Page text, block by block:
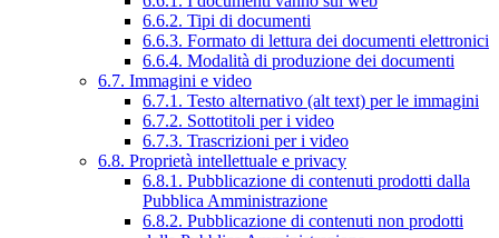
6.6.2. Tipi di documenti
6.6.3. Formato di lettura dei documenti elettronici
6.6.4. Modalità di produzione dei documenti
6.7. Immagini e video
6.7.1. Testo alternativo (alt text) per le immagini
6.7.2. Sottotitoli per i video
6.7.3. Trascrizioni per i video
6.8. Proprietà intellettuale e privacy
6.8.1. Pubblicazione di contenuti prodotti dalla
Pubblica Amministrazione
6.8.2. Pubblicazione di contenuti non prodotti